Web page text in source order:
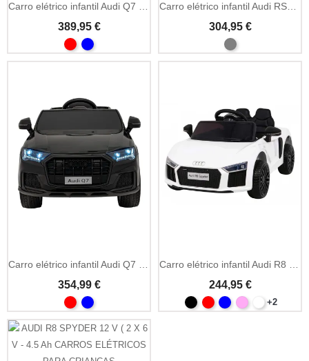
Carro elétrico infantil Audi Q7 New Lift 12V controlo parental
389,95 €
Carro elétrico infantil Audi RSQ e-tron monolugar 12V
304,95 €
354,99 € 244,95 €
+2